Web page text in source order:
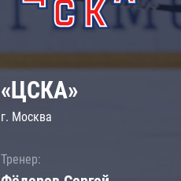
«ЦСКА»
г. Москва
Тренер: